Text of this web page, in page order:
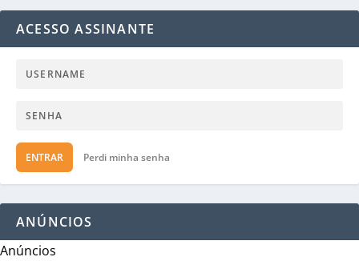
ACESSO ASSINANTE
ENTRAR Perdi minha senha
ANÚNCIOS
Anúncios